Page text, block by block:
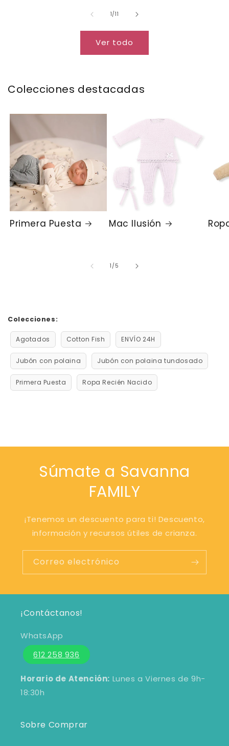
1/de
11
Ver todo
Colecciones destacadas
Primera Puesta Mac Ilusión
1/de
5
Colecciones:
Agotados Cotton Fish ENVÍO 24H
Jubón con polaina Jubón con polaina tundosado
Primera Puesta Ropa Recién Nacido
Súmate a Savanna
FAMILY
¡Tenemos un descuento para ti! Descuento,
información y recursos útiles de crianza.
Correo electrónico
¡Contáctanos!
WhatsApp
612 258 936
Horario de Atención: Lunes a Viernes de 9h-
18:30h
Sobre Comprar